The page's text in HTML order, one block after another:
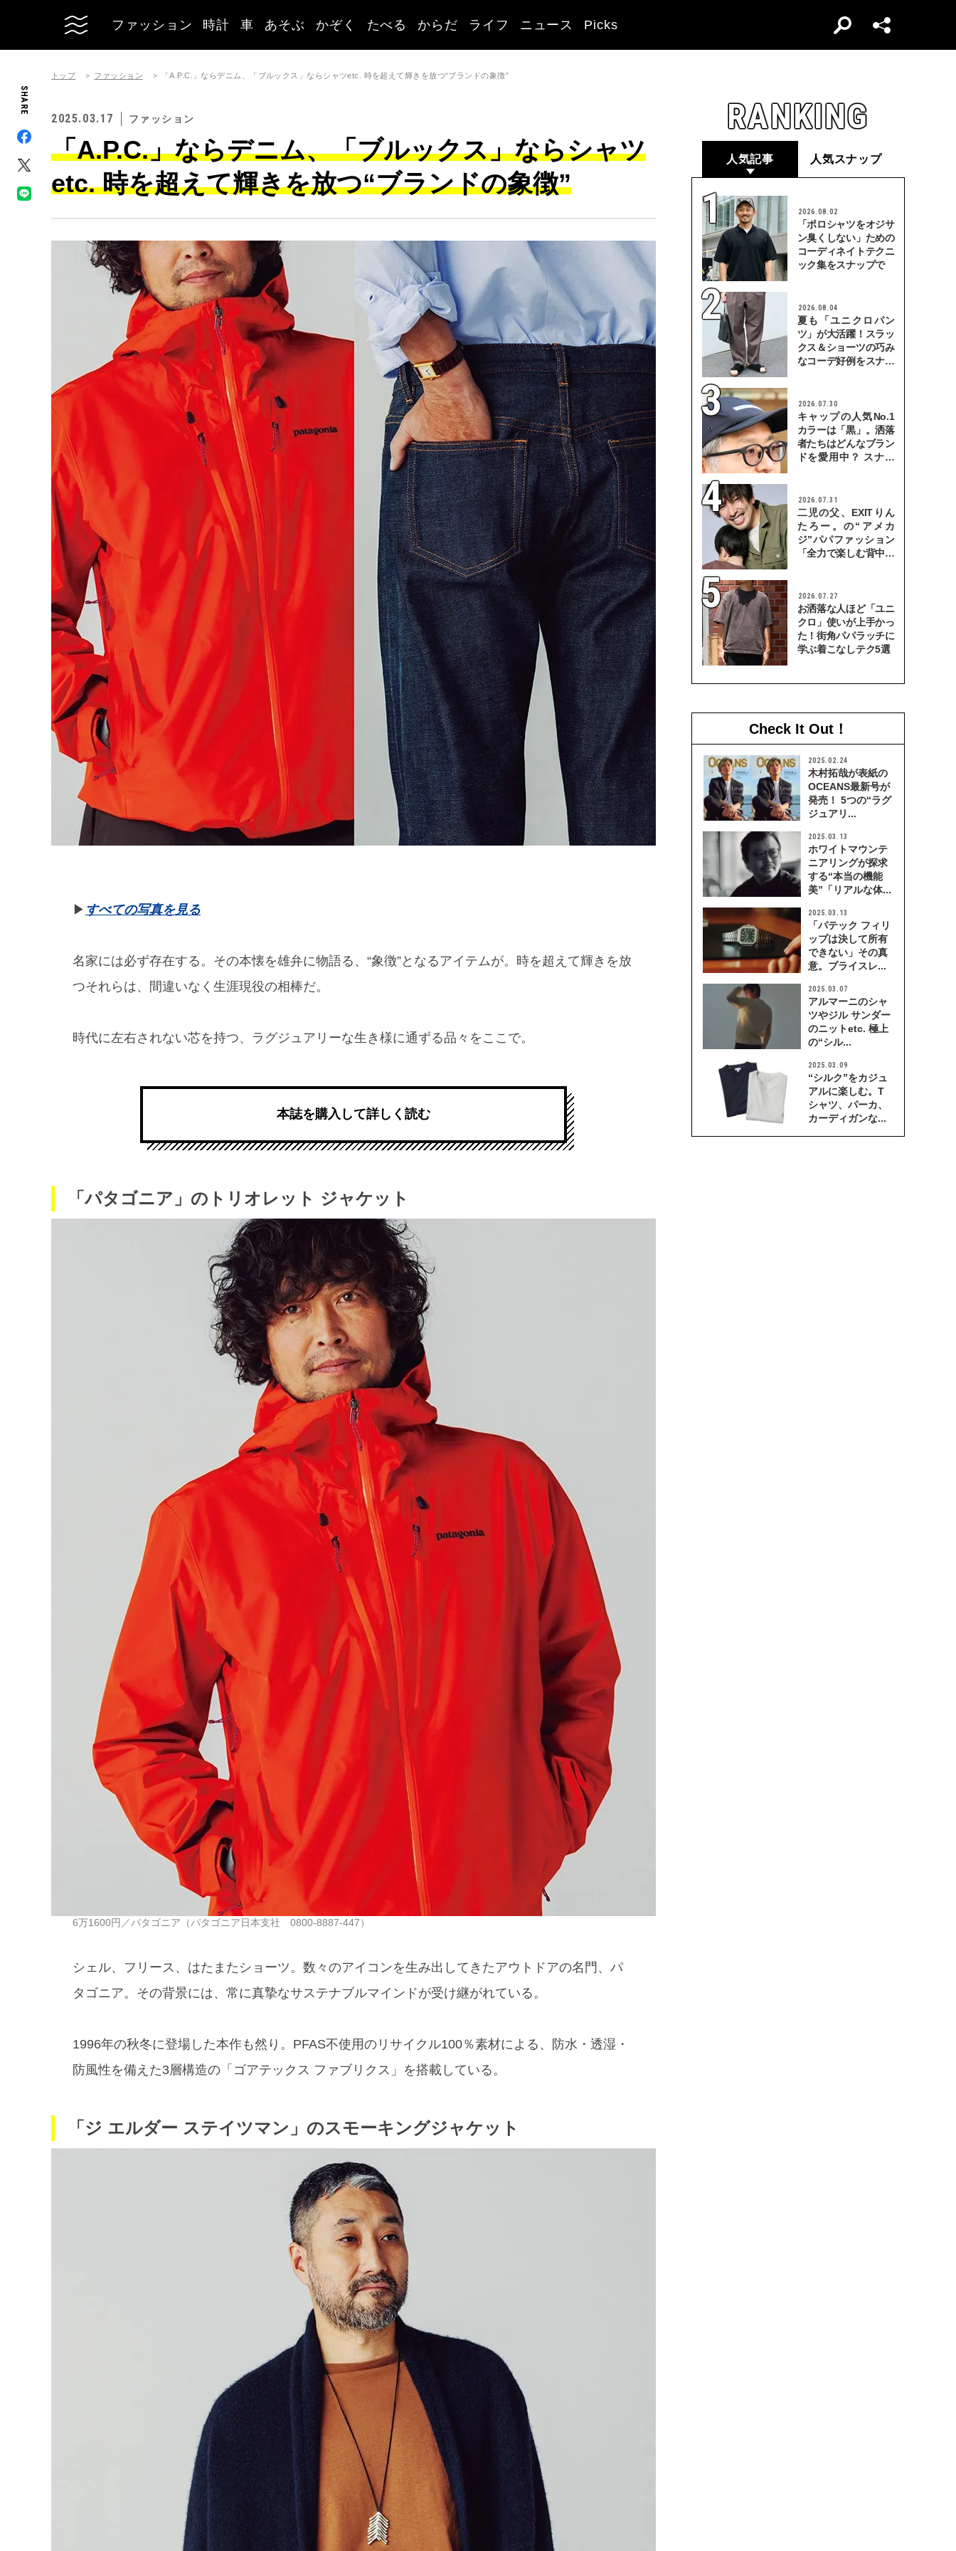
ファッション 時計 車 あそぶ かぞく たべる からだ ライフ ニュース Picks
SHARE
トップ ファッション 「A.P.C.」ならデニム、「ブルックス」ならシャツetc. 時を超えて輝きを放つ“ブランドの象徴”
2025.03.17 ファッション
「A.P.C.」ならデニム、「ブルックス」ならシャツ
etc. 時を超えて輝きを放つ“ブランドの象徴”
▶︎ すべての写真を見る
名家には必ず存在する。その本懐を雄弁に物語る、“象徴”となるアイテムが。時を超えて輝きを放
つそれらは、間違いなく生涯現役の相棒だ。
時代に左右されない芯を持つ、ラグジュアリーな生き様に通ずる品々をここで。
本誌を購入して詳しく読む
「パタゴニア」のトリオレット ジャケット
6万1600円／パタゴニア（パタゴニア日本支社 0800-8887-447）
シェル、フリース、はたまたショーツ。数々のアイコンを生み出してきたアウトドアの名門、パ
タゴニア。その背景には、常に真摯なサステナブルマインドが受け継がれている。
1996年の秋冬に登場した本作も然り。PFAS不使用のリサイクル100％素材による、防水・透湿・
防風性を備えた3層構造の「ゴアテックス ファブリクス」を搭載している。
「ジ エルダー ステイツマン」のスモーキングジャケット
RANKING
人気記事 人気スナップ
2026.08.02
「ポロシャツをオジサ
ン臭くしない」ための
コーディネイトテクニ
ック集をスナップで
2026.08.04
夏も「ユニクロパン
ツ」が大活躍！スラッ
クス＆ショーツの巧み
なコーデ好例をスナッ
2026.07.30
キャップの人気No.1
カラーは「黒」。洒落
者たちはどんなブラン
ドを愛用中？ スナッ
2026.07.31
二児の父、EXITりん
たろー。の“アメカ
ジ”パパファッション
「全力で楽しむ背中を
2026.07.27
お洒落な人ほど「ユニ
クロ」使いが上手かっ
た！街角パパラッチに
学ぶ着こなしテク5選
Check It Out！
2025.02.24
木村拓哉が表紙の
OCEANS最新号が
発売！ 5つの“ラグ
ジュアリ...
2025.03.13
ホワイトマウンテ
ニアリングが探求
する“本当の機能
美”「リアルな体...
2025.03.13
「パテック フィリ
ップは決して所有
できない」その真
意。プライスレ...
2025.03.07
アルマーニのシャ
ツやジル サンダー
のニットetc. 極上
の“シル...
2025.03.09
“シルク”をカジュ
アルに楽しむ。T
シャツ、パーカ、
カーディガンな...